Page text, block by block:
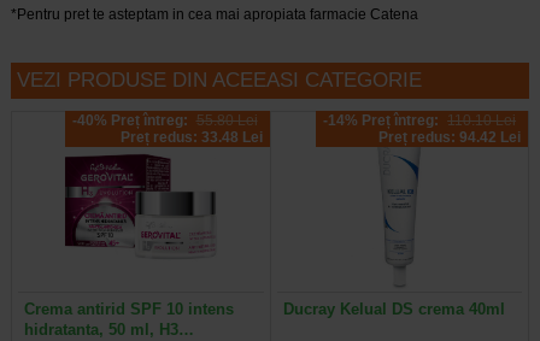
*Pentru pret te asteptam in cea mai apropiata farmacie Catena
VEZI PRODUSE DIN ACEEASI CATEGORIE
-40% Preț întreg: 55.80 Lei
Preț redus: 33.48 Lei
Crema antirid SPF 10 intens
hidratanta, 50 ml, H3…
-14% Preț întreg: 110.10 Lei
Preț redus: 94.42 Lei
Ducray Kelual DS crema 40ml